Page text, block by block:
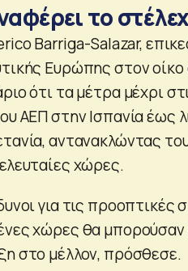
το
Barriga-Salazar,
Ευρώπης στον οίκο
ότι τα μέτρα μέχρι
ΑΕΠ στην Ισπανία έως
αντανακλώντας
χώρες.
για τις προοπτικές
χώρες θα
στο μέλλον, πρόσθεσε.